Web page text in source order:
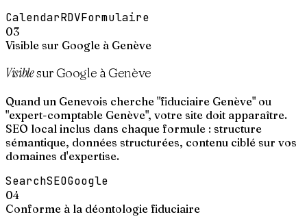
CalendarRDVFormulaire
03
Visible sur Google à Genève
Visiblesur Google à Genève
Quand un Genevois cherche "fiduciaire Genève" ou
"expert-comptable Genève", votre site doit apparaître.
SEO local inclus dans chaque formule : structure
sémantique, données structurées, contenu ciblé sur vos
domaines d'expertise.
SearchSEOGoogle
04
Conforme à la déontologie fiduciaire